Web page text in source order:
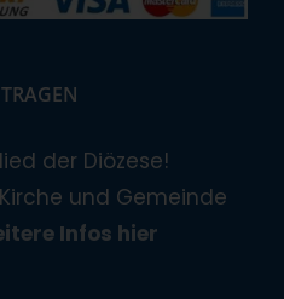
der Diözese!
und Gemeinde
Infos hier